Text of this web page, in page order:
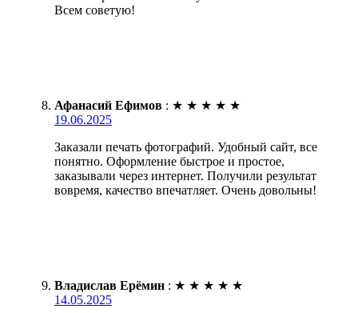
Всем советую!
Афанасий Ефимов : ★ ★ ★ ★ ★
19.06.2025
Заказали печать фотографий. Удобный сайт, все
понятно. Оформление быстрое и простое,
заказывали через интернет. Получили результат
вовремя, качество впечатляет. Очень довольны!
Владислав Ерёмин : ★ ★ ★ ★ ★
14.05.2025